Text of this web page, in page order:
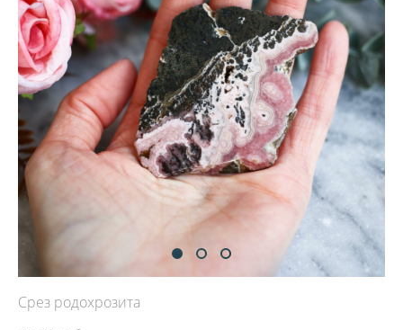
Срез родохрозита